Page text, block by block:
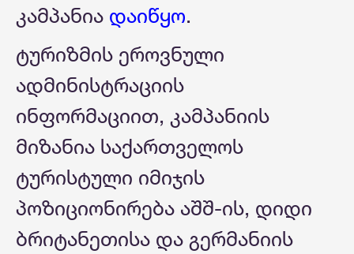
კამპანია დაიწყო.
ტურიზმის ეროვნული
ადმინისტრაციის
ინფორმაციით, კამპანიის
მიზანია საქართველოს
ტურისტული იმიჯის
პოზიციონირება აშშ-ის, დიდი
ბრიტანეთისა და გერმანიის